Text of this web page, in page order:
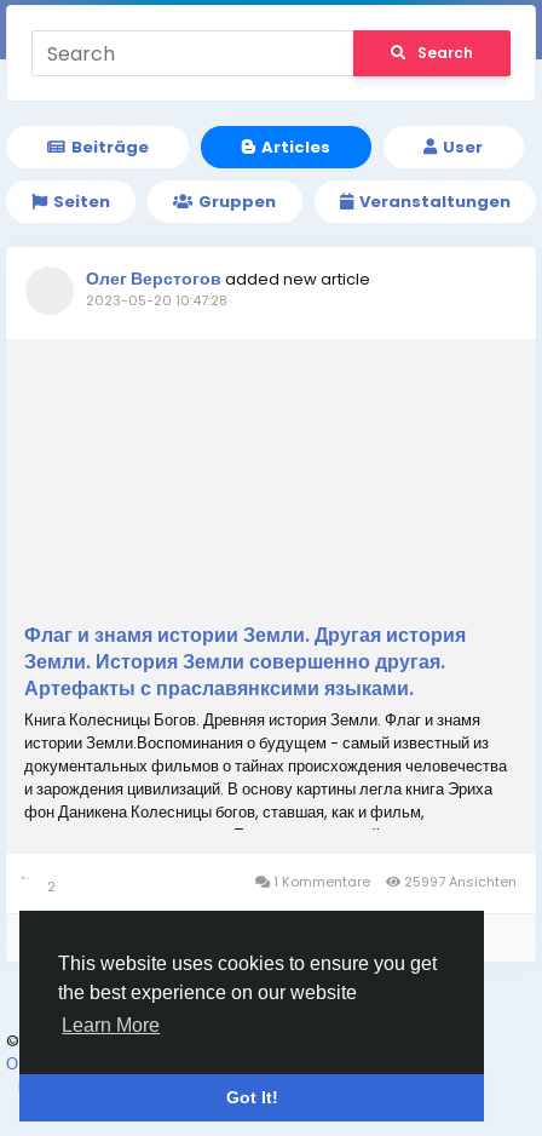
This website uses cookies to ensure you get
the best experience on our website
Learn More
Got It!
Search
Beiträge Articles User
Seiten Gruppen Veranstaltungen
Олег Верстогов added new article
2023-05-20 10:47:28
Флаг и знамя истории Земли. Другая история
Земли. История Земли совершенно другая.
Артефакты с праславянксими языками.
Книга Колесницы Богов. Древняя история Земли. Флаг и знамя
истории Земли.Воспоминания о будущем - самый известный из
документальных фильмов о тайнах происхождения человечества
и зарождения цивилизаций. В основу картины легла книга Эриха
фон Даникена Колесницы богов, ставшая, как и фильм,
бестселлером во всем мире.Его автор, немецкий исследователь
2 1 Kommentare 25997 Ansichten
© 2026 Goruss
О Нас
Kontaktieren Sie uns
Verzeichnis